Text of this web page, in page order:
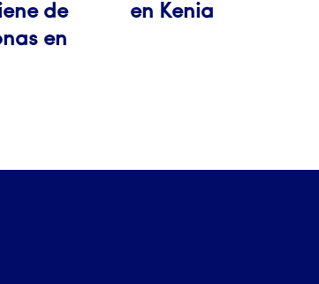
de
en
en Kenia